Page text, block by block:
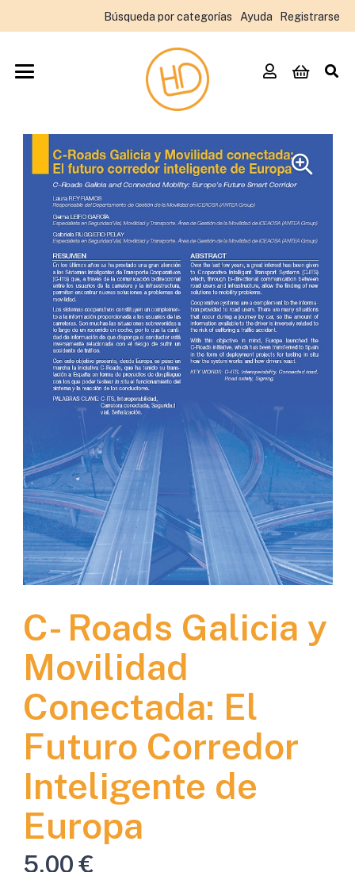
Búsqueda por categorías Ayuda Registrarse
C- Roads Galicia y
Movilidad
Conectada: El
Futuro Corredor
Inteligente de
Europa
5,00€